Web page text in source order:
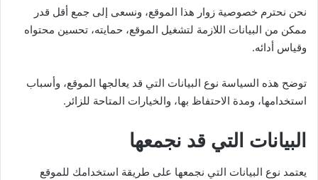
نحن نحترم خصوصية زوار هذا الموقع، ونسعى إلى جمع أقل قدر
ممكن من البيانات اللازمة لتشغيل الموقع، حمايته، تحسين محتواه
وقياس أدائه.
توضح هذه السياسة نوع البيانات التي قد يعالجها الموقع، وأسباب
استخدامها، ومدة الاحتفاظ بها، والخيارات المتاحة للزائر.
البيانات التي قد نجمعها
يعتمد نوع البيانات التي نجمعها على طريقة استخدامك للموقع